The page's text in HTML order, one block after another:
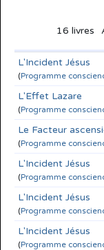
16 livres
L'Incident Jésus
(Programme
L'Effet Lazare
(Programme
Le Facteur
(Programme
L'Incident Jésus
(Programme
L'Incident Jésus
(Programme
L'Incident Jésus
(Programme